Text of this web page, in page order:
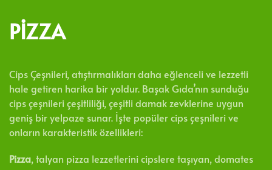
PIZZA
Cips Çeşnileri, atıştırmalıkları daha eğlenceli ve lezzetli
hale getiren harika bir yoldur. Başak Gıda’nın sunduğu
cips çeşnileri çeşitliliği, çeşitli damak zevklerine uygun
geniş bir yelpaze sunar. İşte popüler cips çeşnileri ve
onların karakteristik özellikleri:
Pizza, talyan pizza lezzetlerini cipslere taşıyan, domates